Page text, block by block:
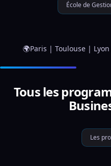
École de
🌍Paris | Toulouse |
Tous les
Les